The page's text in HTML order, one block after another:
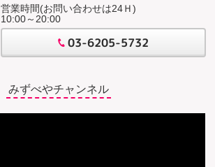
営業時間(お問い合わせは24Ｈ)
10:00～20:00
03-6205-5732
みずべやチャンネル